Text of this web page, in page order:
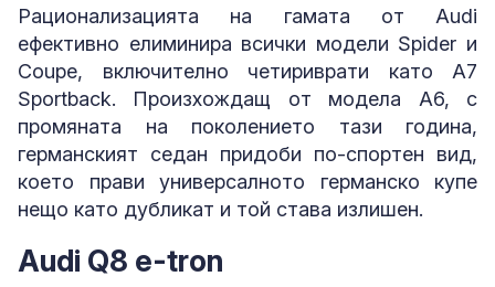
Рационализацията на гамата от Audi
ефективно елиминира всички модели Spider и
Coupe, включително четириврати като A7
Sportback. Произхождащ от модела A6, с
промяната на поколението тази година,
германският седан придоби по-спортен вид,
което прави универсалното германско купе
нещо като дубликат и той става излишен.
Audi Q8 e-tron